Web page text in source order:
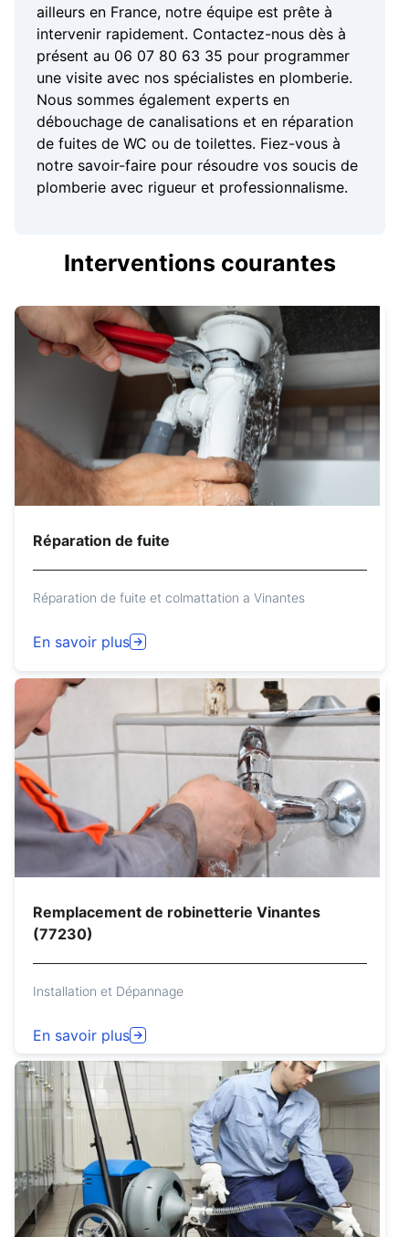
ailleurs en France, notre équipe est prête à
intervenir rapidement. Contactez-nous dès à
présent au 06 07 80 63 35 pour programmer
une visite avec nos spécialistes en plomberie.
Nous sommes également experts en
débouchage de canalisations et en réparation
de fuites de WC ou de toilettes. Fiez-vous à
notre savoir-faire pour résoudre vos soucis de
plomberie avec rigueur et professionnalisme.
Interventions courantes
Réparation de fuite
Réparation de fuite et colmattation a Vinantes
En savoir plus
Remplacement de robinetterie Vinantes
(77230)
Installation et Dépannage
En savoir plus